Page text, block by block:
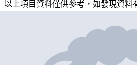
以上項目資料僅供參考，如發現資料